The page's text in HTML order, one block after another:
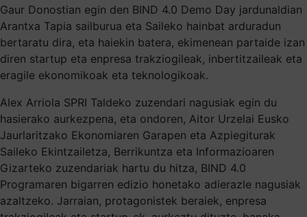
Gaur Donostian egin den BIND 4.0 Demo Day jardunaldian
Arantxa Tapia sailburua eta Saileko hainbat arduradun
bertaratu dira, eta haiekin batera, ekimenean partaide izan
diren startup eta enpresa trakziogileak, inbertitzaileak eta
eragile ekonomikoak eta teknologikoak.
Alex Arriola SPRI Taldeko zuzendari nagusiak egin du
hasierako aurkezpena, eta ondoren, Aitor Urzelai Eusko
Jaurlaritzako Ekonomiaren Garapen eta Azpiegiturak
Saileko Ekintzailetza, Berrikuntza eta Informazioaren
Gizarteko zuzendariak hartu du hitza, BIND 4.0
Programaren bigarren edizio honetako adierazle nagusiak
azaltzeko. Jarraian, protagonistek beraiek, enpresa